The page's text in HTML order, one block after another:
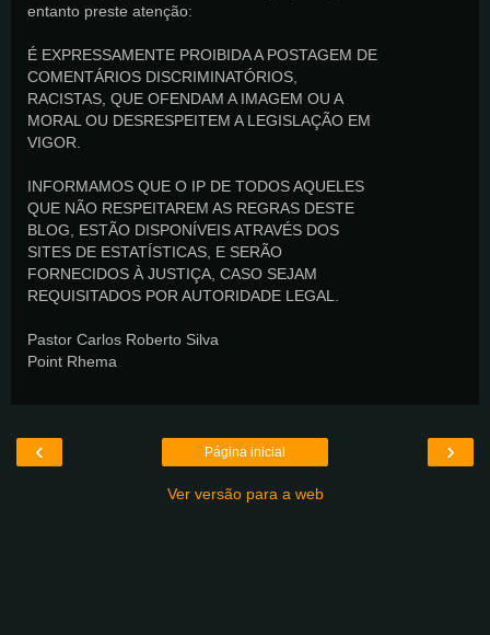
entanto preste atenção:
É EXPRESSAMENTE PROIBIDA A POSTAGEM DE
COMENTÁRIOS DISCRIMINATÓRIOS,
RACISTAS, QUE OFENDAM A IMAGEM OU A
MORAL OU DESRESPEITEM A LEGISLAÇÃO EM
VIGOR.
INFORMAMOS QUE O IP DE TODOS AQUELES
QUE NÃO RESPEITAREM AS REGRAS DESTE
BLOG, ESTÃO DISPONÍVEIS ATRAVÉS DOS
SITES DE ESTATÍSTICAS, E SERÃO
FORNECIDOS À JUSTIÇA, CASO SEJAM
REQUISITADOS POR AUTORIDADE LEGAL.
Pastor Carlos Roberto Silva
Point Rhema
‹ ›
Página inicial
Ver versão para a web